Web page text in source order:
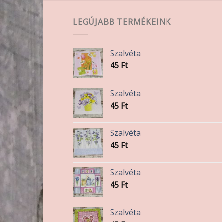
LEGÚJABB TERMÉKEINK
Szalvéta
45 Ft
Szalvéta
45 Ft
Szalvéta
45 Ft
Szalvéta
45 Ft
Szalvéta